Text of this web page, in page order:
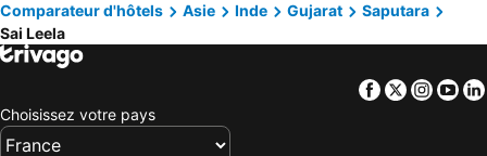
Comparateur d'hôtels
Asie Inde Gujarat
Saputara
Sai Leela
Facebook
Twitter
Choisissez votre pays